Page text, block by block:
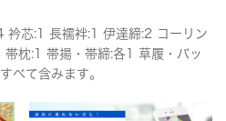
衿芯:1 長襦袢:1 伊達締:2 コーリン
枕:1 帯揚・帯締:各1 草履・バッ
べて含みます。